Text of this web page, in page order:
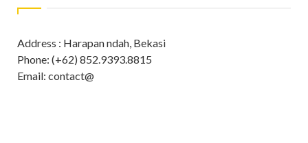
Address : Harapan ndah, Bekasi
Phone: (+62) 852.9393.8815
Email: contact@